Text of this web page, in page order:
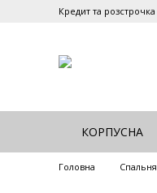
Кредит та розстрочка
КОРПУСНА
Головна Спальня